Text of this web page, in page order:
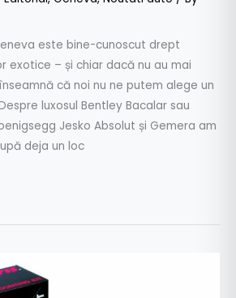
este bine-cunoscut drept
exotice – și chiar dacă nu au mai
că noi nu ne putem alege un
luxosul Bentley Bacalar sau
Jesko Absolut și Gemera am
deja un loc